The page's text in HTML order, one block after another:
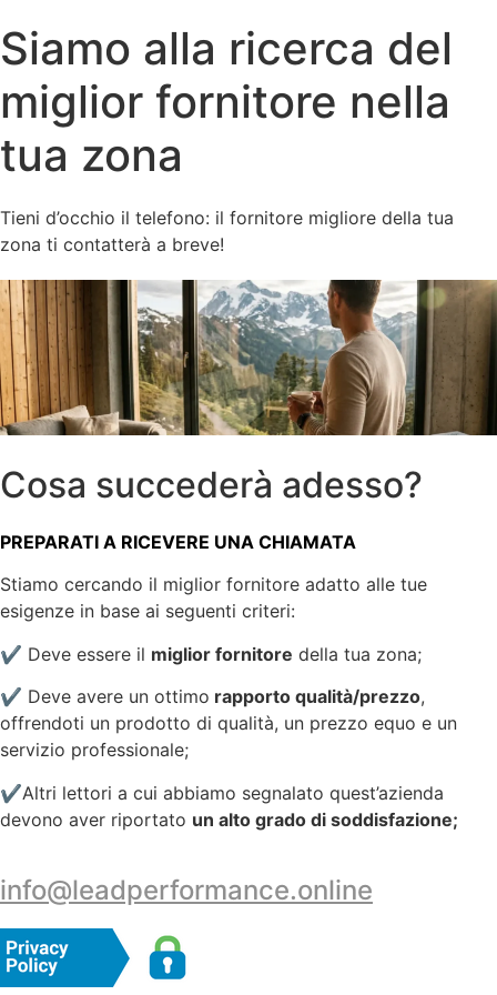
Siamo alla ricerca del
miglior fornitore nella
tua zona
Tieni d’occhio il telefono: il fornitore migliore della tua
zona ti contatterà a breve!
Cosa succederà adesso?
PREPARATI A RICEVERE UNA CHIAMATA
Stiamo cercando il miglior fornitore adatto alle tue
esigenze in base ai seguenti criteri:
✔️ Deve essere il miglior fornitore della tua zona;
✔️ Deve avere un ottimo rapporto qualità/prezzo,
offrendoti un prodotto di qualità, un prezzo equo e un
servizio professionale;
✔️Altri lettori a cui abbiamo segnalato quest’azienda
devono aver riportato un alto grado di soddisfazione;
info@leadperformance.online